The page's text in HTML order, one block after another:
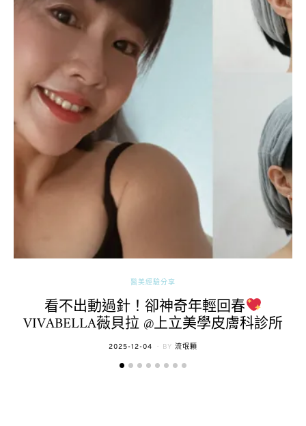
醫美經驗分享
看不出動過針！卻神奇年輕回春
VIVABELLA薇貝拉 @上立美學皮膚科診所
POSTED
2025-12-04 BY 流氓顆